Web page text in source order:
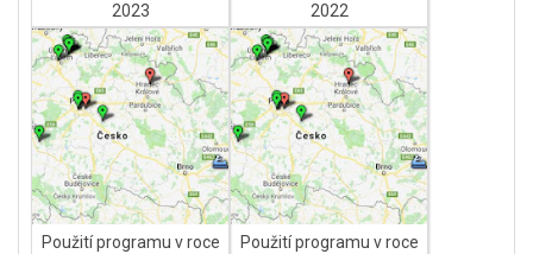
2023
2022
Použití programu v roce
Použití programu v roce